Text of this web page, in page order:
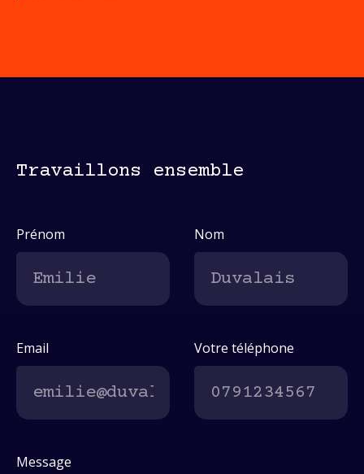
Travaillons ensemble
Prénom Nom
Email Votre téléphone
Message